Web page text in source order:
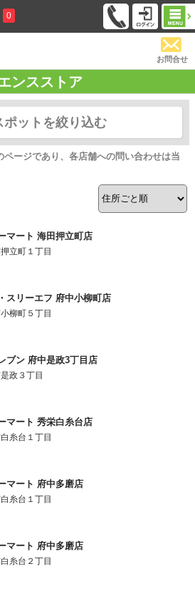
0
お問合せ
ンスストア
ポットを絞り込む
ージであり、各店舗への問い合わせは当
マート 海田押立町店
立町１丁目
スリーエフ 府中小柳町店
柳町５丁目
ブン 府中是政3丁目店
政３丁目
マート 秀栄白糸台店
糸台１丁目
マート 府中多磨店
糸台１丁目
マート 府中多磨店
糸台２丁目